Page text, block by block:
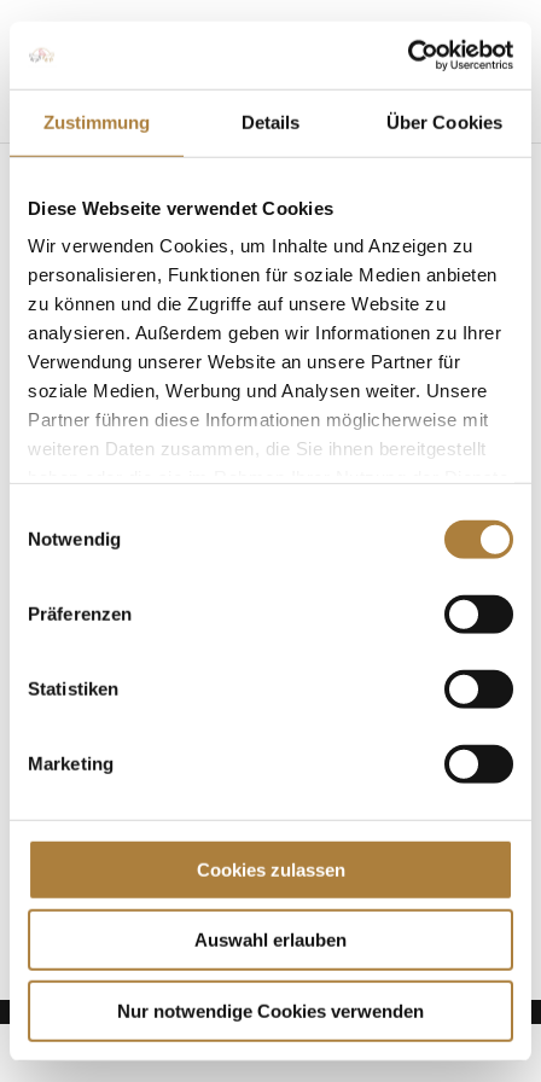
Zustimmung Details Über Cookies
Diese Webseite verwendet Cookies
Wir verwenden Cookies, um Inhalte und Anzeigen zu
personalisieren, Funktionen für soziale Medien anbieten
zu können und die Zugriffe auf unsere Website zu
analysieren. Außerdem geben wir Informationen zu Ihrer
Verwendung unserer Website an unsere Partner für
soziale Medien, Werbung und Analysen weiter. Unsere
Partner führen diese Informationen möglicherweise mit
weiteren Daten zusammen, die Sie ihnen bereitgestellt
Notwendig
Präferenzen
Statistiken
Marketing
Cookies zulassen
Auswahl erlauben
Nur notwendige Cookies verwenden
Seite wählen
Enya-Rosa
Siewert_Stilpreis Junioren
vonInsa Strothmann |23. April 2025
Junioren
Spenden
Die Finalteilnehmer von Deutschlands U25
Talentpool-Athlet Calvin Böckmann wird U25-
eine Legende des Pferdesports